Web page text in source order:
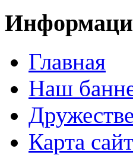
Главная
Наш
Карта